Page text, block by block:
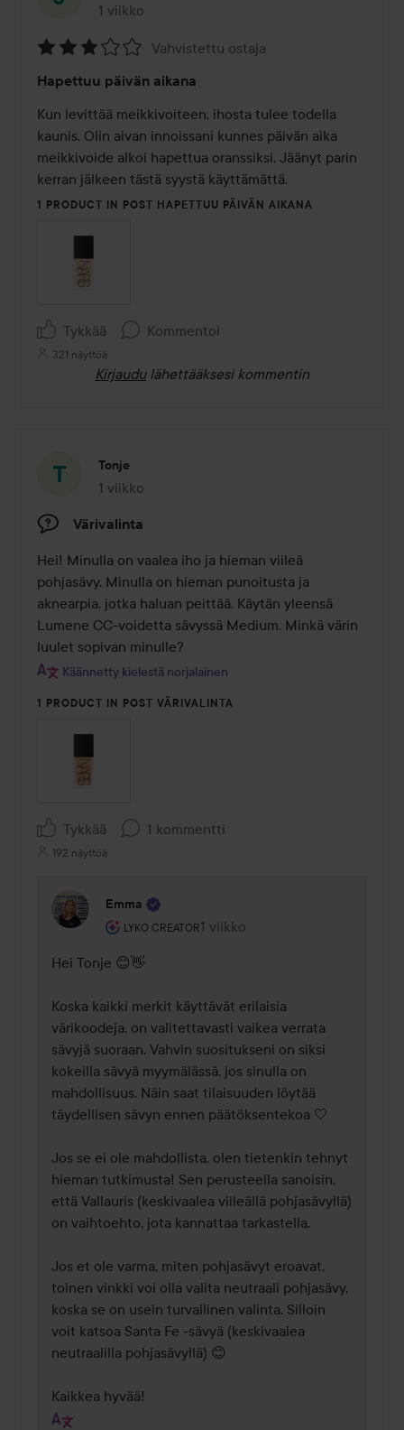
1 viikko
Viesti luotiin 1 viikko
3
/
5
Vahvistettu ostaja
Hapettuu päivän aikana
Kun levittää meikkivoiteen, ihosta tulee todella
kaunis. Olin aivan innoissani kunnes päivän aika
meikkivoide alkoi hapettua oranssiksi. Jäänyt parin
kerran jälkeen tästä syystä käyttämättä.
1 PRODUCT IN POST HAPETTUU PÄIVÄN AIKANA
Tykkää Kommentoi
321 näyttöä
Kirjaudu lähettääksesi kommentin
Tonje
1 viikko
Viesti luotiin 1 viikko
Värivalinta
Hei! Minulla on vaalea iho ja hieman viileä
pohjasävy. Minulla on hieman punoitusta ja
aknearpia, jotka haluan peittää. Käytän yleensä
Lumene CC-voidetta sävyssä Medium. Minkä värin
luulet sopivan minulle?
Käännetty kielestä norjalainen
1 PRODUCT IN POST VÄRIVALINTA
Tykkää 1 kommentti
192 näyttöä
Emma
LYKO CREATOR
Käyttäjän rooli: Lyko Creator.
1 viikko
Kommentti lisättiin 1 viikko
Hei Tonje 😊👋
Koska kaikki merkit käyttävät erilaisia
värikoodeja, on valitettavasti vaikea verrata
sävyjä suoraan. Vahvin suositukseni on siksi
kokeilla sävyä myymälässä, jos sinulla on
mahdollisuus. Näin saat tilaisuuden löytää
täydellisen sävyn ennen päätöksentekoa 🤍
Jos se ei ole mahdollista, olen tietenkin tehnyt
hieman tutkimusta! Sen perusteella sanoisin,
että Vallauris (keskivaalea viileällä pohjasävyllä)
on vaihtoehto, jota kannattaa tarkastella.
Jos et ole varma, miten pohjasävyt eroavat,
toinen vinkki voi olla valita neutraali pohjasävy,
koska se on usein turvallinen valinta. Silloin
voit katsoa Santa Fe -sävyä (keskivaalea
neutraalilla pohjasävyllä) 😊
Kaikkea hyvää!